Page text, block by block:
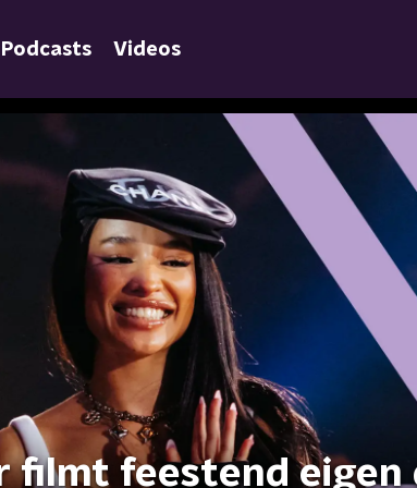
Podcasts Videos
filmt feestend eigen